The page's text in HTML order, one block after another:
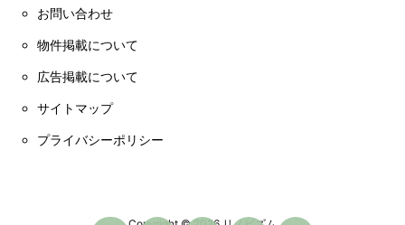
お問い合わせ
物件掲載について
広告掲載について
サイトマップ
プライバシーポリシー